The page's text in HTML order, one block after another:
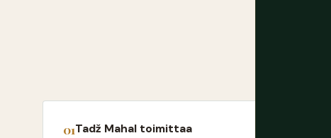
Tadž Mahal toimittaa